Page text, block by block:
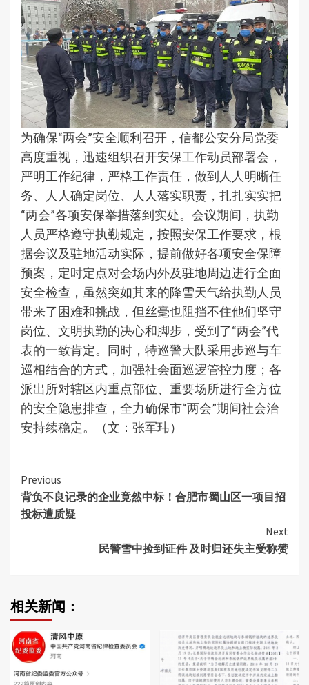
为确保“两会”安全顺利召开，信都公安分局党委
高度重视，迅速组织召开安保工作动员部署会，
严明工作纪律，严格工作责任，做到人人明晰任
务、人人确定岗位、人人落实职责，扎扎实实把
“两会”各项安保举措落到实处。会议期间，执勤
人员严格遵守执勤规定，按照安保工作要求，根
据会议及驻地活动实际，提前做好各项安全保障
预案，定时定点对会场内外及驻地周边进行全面
安全检查，虽然突如其来的降雪天气给执勤人员
带来了困难和挑战，但丝毫也阻挡不住他们坚守
岗位、文明执勤的决心和脚步，受到了“两会”代
表的一致肯定。同时，特巡警大队采用步巡与车
巡相结合的方式，加强社会面巡逻管控力度；各
派出所对辖区内重点部位、重要场所进行全方位
的安全隐患排查，全力确保市“两会”期间社会治
安持续稳定。（文：张军玮）
Continue
Reading
Previous
背负不良记录的企业竟然中标！合肥市蜀山区一项目招
投标遭质疑
Next
民警雪中捡到证件 及时归还失主受称赞
相关新闻：